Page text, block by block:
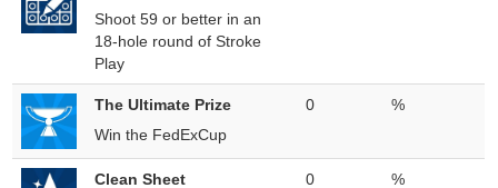
Shoot 59 or better in an
18-hole round of Stroke
Play
The Ultimate Prize
Win the FedExCup
0 %
Clean Sheet
0 %